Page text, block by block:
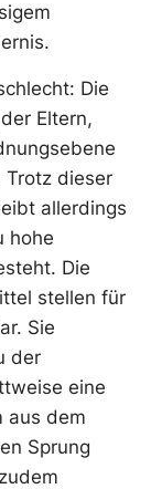
Die
Eltern,
Trotz dieser
allerdings
hohe
Die
stellen für
Sie
der
eine
aus dem
Sprung